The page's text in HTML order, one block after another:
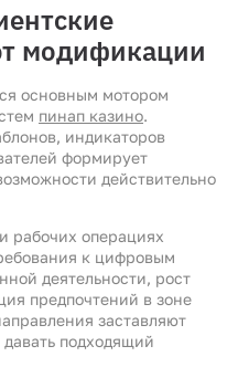
модификации
основным мотором
пинап казино.
индикаторов
формирует
действительно
рабочих операциях
к цифровым
деятельности, рост
предпочтений в зоне
заставляют
подходящий